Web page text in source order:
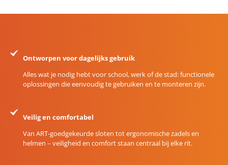
Ontworpen voor dagelijks gebruik
Alles wat je nodig hebt voor school, werk of de stad: functionele
oplossingen die eenvoudig te gebruiken en te monteren zijn.
Veilig en comfortabel
Van ART-goedgekeurde sloten tot ergonomische zadels en
helmen – veiligheid en comfort staan centraal bij elke rit.